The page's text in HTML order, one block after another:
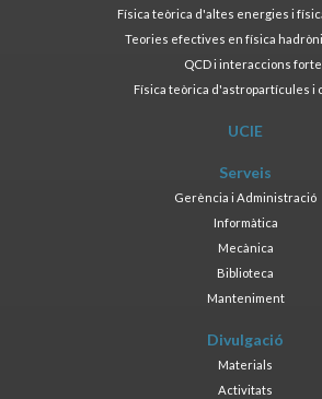
Física teòrica d'altes energies i
Teories efectives en física
QCD i interaccions
Física teòrica d'astropartícules i
UCIE
Serveis
Gerència i Administració
Informàtica
Mecànica
Biblioteca
Manteniment
Divulgació
Materials
Activitats